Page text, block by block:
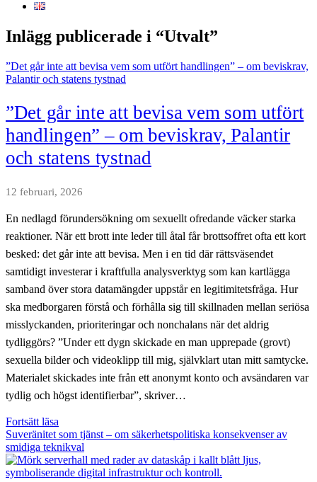
Inlägg publicerade i “Utvalt”
”Det går inte att bevisa vem som utfört handlingen” – om beviskrav,
Palantir och statens tystnad
”Det går inte att bevisa vem som utfört
handlingen” – om beviskrav, Palantir
och statens tystnad
12 februari, 2026
En nedlagd förundersökning om sexuellt ofredande väcker starka
reaktioner. När ett brott inte leder till åtal får brottsoffret ofta ett kort
besked: det går inte att bevisa. Men i en tid där rättsväsendet
samtidigt investerar i kraftfulla analysverktyg som kan kartlägga
samband över stora datamängder uppstår en legitimitetsfråga. Hur
ska medborgaren förstå och förhålla sig till skillnaden mellan seriösa
misslyckanden, prioriteringar och nonchalans när det aldrig
tydliggörs? ”Under ett dygn skickade en man upprepade (grovt)
sexuella bilder och videoklipp till mig, självklart utan mitt samtycke.
Materialet skickades inte från ett anonymt konto och avsändaren var
tydlig och högst identifierbar”, skriver…
Fortsätt läsa
går
inte
att
bevisa
Suveränitet som tjänst – om säkerhetspolitiska konsekvenser av
smidiga teknikval